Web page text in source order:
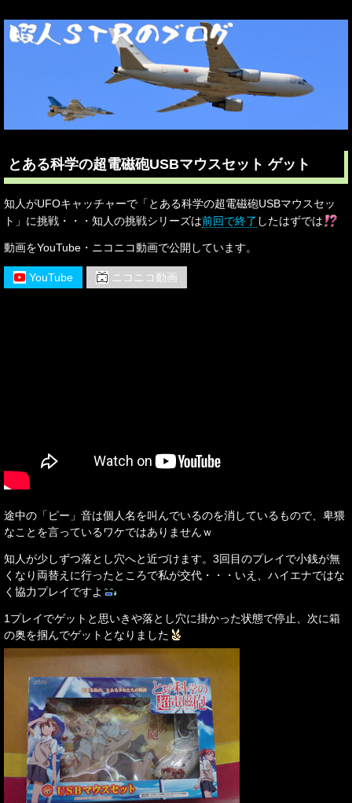
とある科学の超電磁砲USBマウスセット ゲット
知人がUFOキャッチャーで「とある科学の超電磁砲USBマウスセッ
ト」に挑戦・・・知人の挑戦シリーズは前回で終了 したはずでは
動画をYouTube・ニコニコ動画で公開しています。
YouTube ニコニコ動画
途中の「ピー」音は個人名を叫んでいるのを消しているもので、卑猥
なことを言っているワケではありませんｗ
知人が少しずつ落とし穴へと近づけます。3回目のプレイで小銭が無
くなり両替えに行ったところで私が交代・・・いえ、ハイエナではな
く協力プレイですよ
1プレイでゲットと思いきや落とし穴に掛かった状態で停止、次に箱
の奥を掴んでゲットとなりました